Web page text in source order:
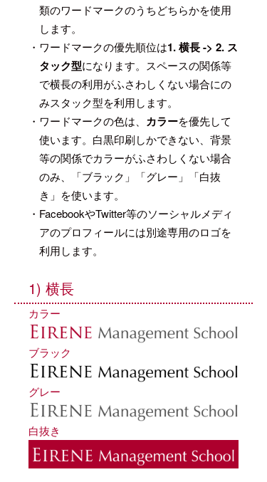
類のワードマークのうちどちらかを使用
します。
・ワードマークの優先順位は1. 横長 -> 2. ス
タック型になります。スペースの関係等
で横長の利用がふさわしくない場合にの
みスタック型を利用します。
・ワードマークの色は、 カラーを優先して
使います。白黒印刷しかできない、背景
等の関係でカラーがふさわしくない場合
のみ、「ブラック」「グレー」「白抜
き」を使います。
・FacebookやTwitter等のソーシャルメディ
アのプロフィールには別途専用のロゴを
利用します。
1) 横長
カラー
ブラック
グレー
白抜き